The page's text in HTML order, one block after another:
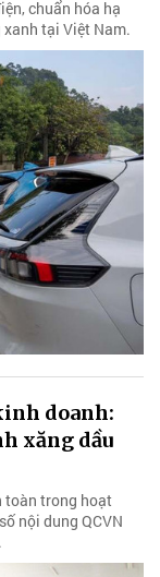
chuẩn hóa hạ
tại Việt Nam.
doanh:
xăng dầu
toàn trong hoạt
nội dung QCVN